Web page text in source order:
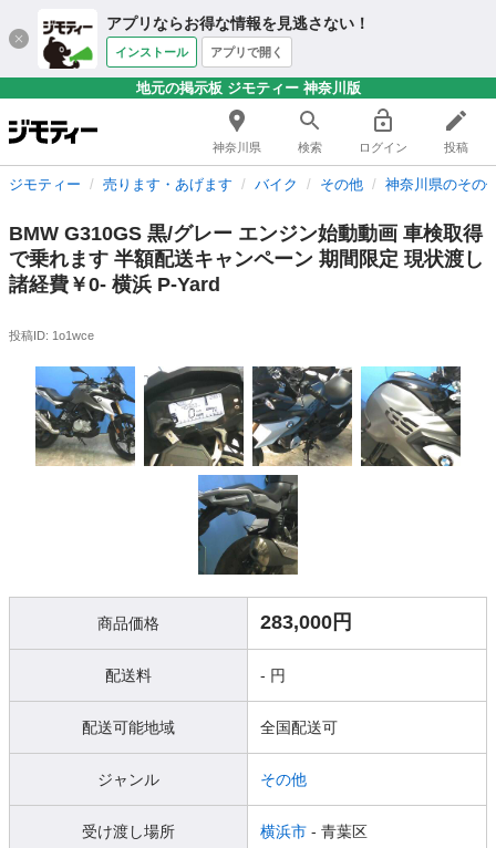
アプリならお得な情報を見逃さない！
インストール アプリで開く
地元の掲示板 ジモティー 神奈川版
神奈川県 検索 ログイン 投稿
ジモティー 売ります・あげます バイク その他 神奈川県のその
BMW G310GS 黒/グレー エンジン始動動画 車検取得
で乗れます 半額配送キャンペーン 期間限定 現状渡し
諸経費￥0- 横浜 P-Yard
投稿ID: 1o1wce
商品価格 283,000円
配送料 - 円
配送可能地域 全国配送可
ジャンル その他
受け渡し場所 横浜市 - 青葉区